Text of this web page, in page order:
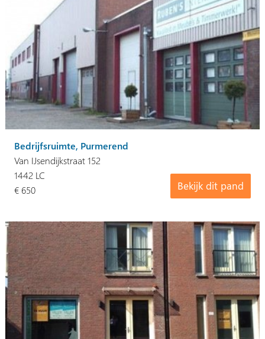
Bedrijfsruimte, Purmerend
Van IJsendijkstraat 152
Bekijk dit pand
1442 LC
€ 650